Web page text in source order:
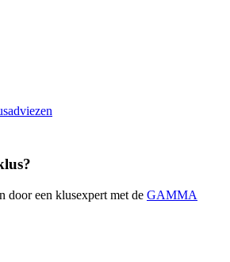
door een klusexpert met de GAMMA